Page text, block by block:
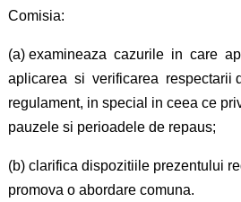
Comisia:
(a) examineaza cazurile in care
aplicarea si verificarea respectarii
regulament, in special in ceea ce
pauzele si perioadele de repaus;
(b) clarifica dispozitiile prezentului
promova o abordare comuna.